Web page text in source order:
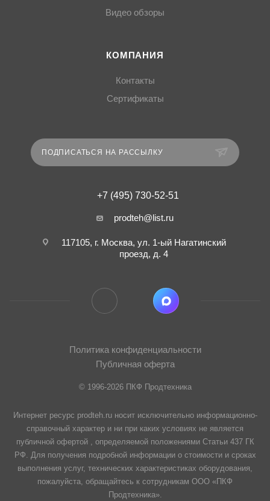
Видео обзоры
КОМПАНИЯ
Контакты
Сертификаты
ПОДПИСАТЬСЯ НА РАССЫЛКУ
+7 (495) 730-52-51
prodteh@list.ru
117105, г. Москва, ул. 1-ый Нагатинский
проезд, д. 4
Политика конфиденциальности
Публичная оферта
© 1996-2026 ПКФ Продтехника
Интернет ресурс prodteh.ru носит исключительно информационно-
справочный характер и ни при каких условиях не является
публичной офертой , определяемой положениями Статьи 437 ГК
РФ. Для получения подробной информации о стоимости и сроках
выполнения услуг, технических характеристиках оборудования,
пожалуйста, обращайтесь к сотрудникам ООО «ПКФ
Продтехника».